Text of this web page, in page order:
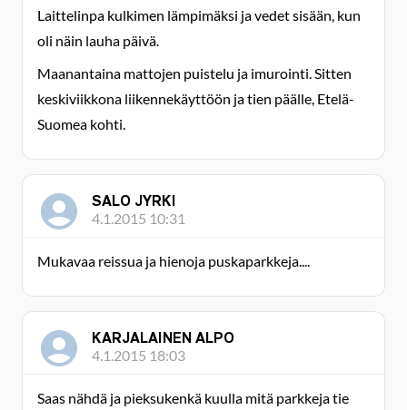
Laittelinpa kulkimen lämpimäksi ja vedet sisään, kun
oli näin lauha päivä.
Maanantaina mattojen puistelu ja imurointi. Sitten
keskiviikkona liikennekäyttöön ja tien päälle, Etelä-
Suomea kohti.
SALO JYRKI
4.1.2015 10:31
Mukavaa reissua ja hienoja puskaparkkeja....
KARJALAINEN ALPO
4.1.2015 18:03
Saas nähdä ja pieksukenkä kuulla mitä parkkeja tie